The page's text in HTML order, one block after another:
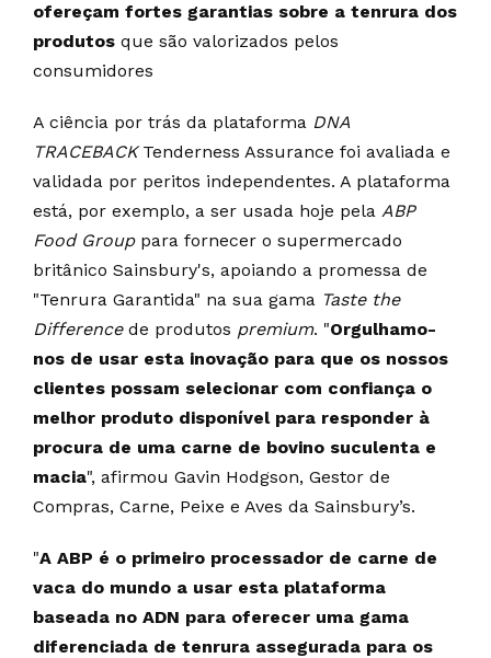
ofereçam fortes garantias sobre a tenrura dos
produtos que são valorizados pelos
consumidores
A ciência por trás da plataforma DNA
TRACEBACKTenderness Assurance foi avaliada e
validada por peritos independentes. A plataforma
está, por exemplo, a ser usada hoje pela ABP
Food Grouppara fornecer o supermercado
britânico Sainsbury's, apoiando a promessa de
"Tenrura Garantida" na sua gama Taste the
Differencede produtos premium. "Orgulhamo-
nos de usar esta inovação para que os nossos
clientes possam selecionar com confiança o
melhor produto disponível para responder à
procura de uma carne de bovino suculenta e
macia", afirmou Gavin Hodgson, Gestor de
Compras, Carne, Peixe e Aves da Sainsbury’s.
"A ABP é o primeiro processador de carne de
vaca do mundo a usar esta plataforma
baseada no ADN para oferecer uma gama
diferenciada de tenrura assegurada para os